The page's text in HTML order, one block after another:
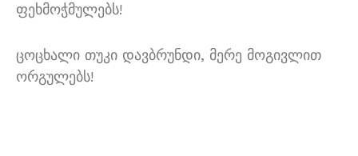
ფეხმოჭმულებს!
ცოცხალი თუკი დავბრუნდი, მერე მოგივლით
ორგულებს!